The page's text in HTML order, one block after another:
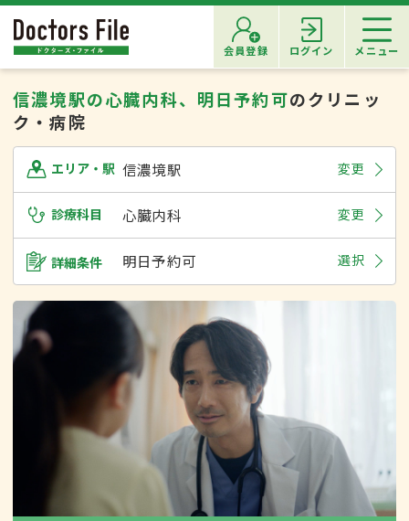
会員登録 ログイン メニュー
信濃境駅の心臓内科、明日予約可のクリニッ
ク・病院
エリア・駅 信濃境駅 変更
診療科目 心臓内科 変更
詳細条件 明日予約可 選択